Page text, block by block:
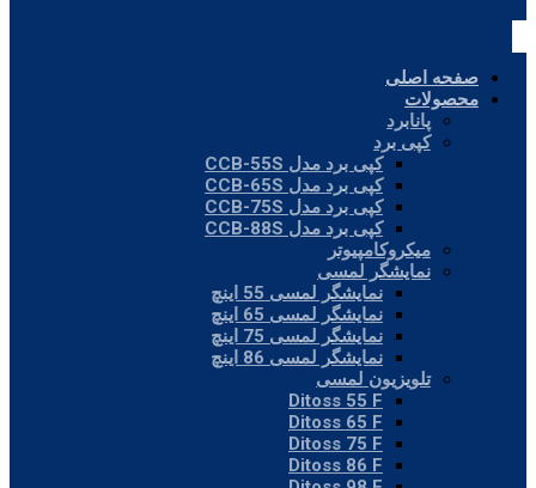
صفحه اصلی
محصولات
پانابرد
کپی برد
کپی برد مدل CCB-55S
کپی برد مدل CCB-65S
کپی برد مدل CCB-75S
کپی برد مدل CCB-88S
میکروکامپیوتر
نمایشگر لمسی
نمایشگر لمسی 55 اینچ
نمایشگر لمسی 65 اینچ
نمایشگر لمسی 75 اینچ
نمایشگر لمسی 86 اینچ
تلویزیون لمسی
Ditoss 55 F
Ditoss 65 F
Ditoss 75 F
Ditoss 86 F